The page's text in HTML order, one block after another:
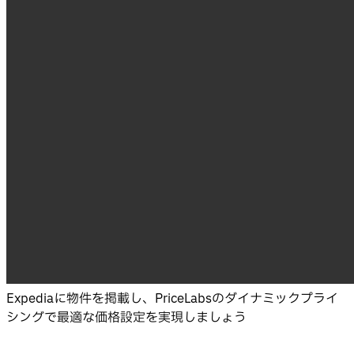
Expediaに物件を掲載し、PriceLabsのダイナミックプライ
シングで最適な価格設定を実現しましょう